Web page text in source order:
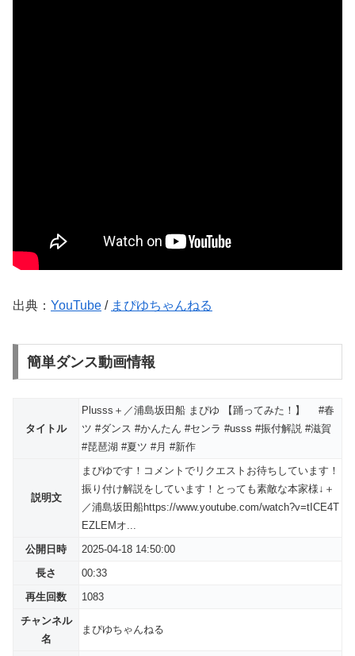
出典： YouTube / まぴゆちゃんねる
簡単ダンス動画情報
タイトル
Plusss＋／浦島坂田船 まぴゆ 【踊ってみた！】 #春
ツ #ダンス #かんたん #センラ #usss #振付解説 #滋賀
#琵琶湖 #夏ツ #月 #新作
説明文
まぴゆです！コメントでリクエストお待ちしています！
振り付け解説をしています！とっても素敵な本家様↓＋
／浦島坂田船https://www.youtube.com/watch?v=tICE4T
EZLEMオ...
公開日時
2025-04-18 14:50:00
長さ
00:33
再生回数
1083
チャンネル
名
まぴゆちゃんねる